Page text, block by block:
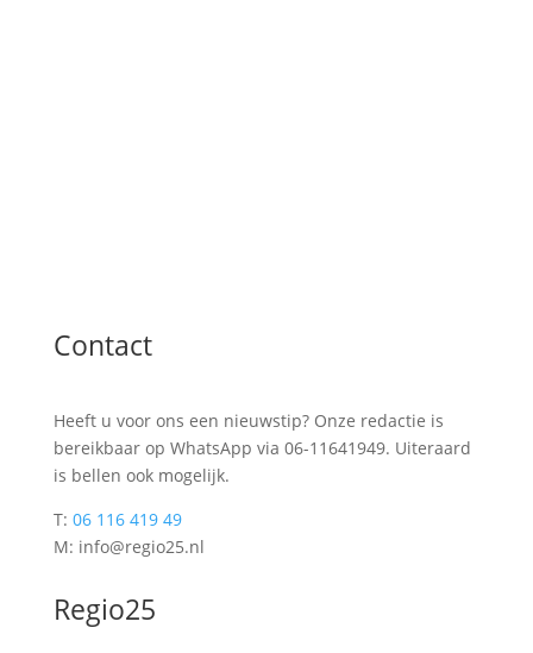
Contact
Heeft u voor ons een nieuwstip? Onze redactie is
bereikbaar op WhatsApp via 06-11641949. Uiteraard
is bellen ook mogelijk.
T: 06 116 419 49
M: info@regio25.nl
Regio25